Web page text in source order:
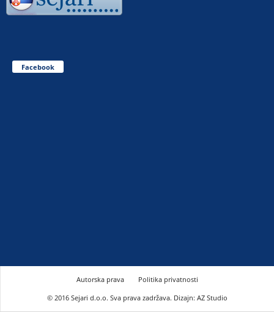
Facebook
Autorska prava
Politika privatnosti
© 2016 Sejari d.o.o. Sva prava zadržava. Dizajn: AZ Studio